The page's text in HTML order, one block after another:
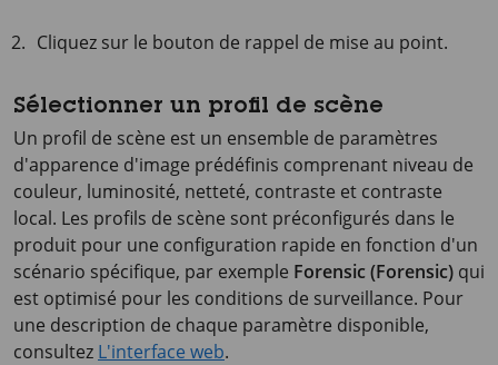
Cliquez sur le bouton de rappel de mise au point.
Sélectionner un profil de scène
Un profil de scène est un ensemble de paramètres
d'apparence d'image prédéfinis comprenant niveau de
couleur, luminosité, netteté, contraste et contraste
local. Les profils de scène sont préconfigurés dans le
produit pour une configuration rapide en fonction d'un
scénario spécifique, par exemple Forensic (Forensic) qui
est optimisé pour les conditions de surveillance. Pour
une description de chaque paramètre disponible,
consultez L'interface web.